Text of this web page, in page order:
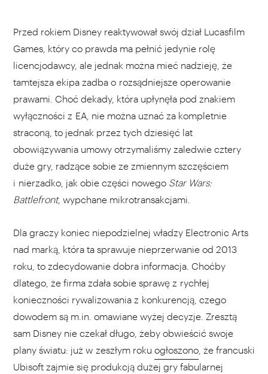
Przed rokiem Disney reaktywował swój dział Lucasfilm
Games, który co prawda ma pełnić jedynie rolę
licencjodawcy, ale jednak można mieć nadzieję, że
tamtejsza ekipa zadba o rozsądniejsze operowanie
prawami. Choć dekady, która upłynęła pod znakiem
wyłączności z EA, nie można uznać za kompletnie
straconą, to jednak przez tych dziesięć lat
obowiązywania umowy otrzymaliśmy zaledwie cztery
duże gry, radzące sobie ze zmiennym szczęściem
i nierzadko, jak obie części nowego Star Wars:
Battlefront, wypchane mikrotransakcjami.
Dla graczy koniec niepodzielnej władzy Electronic Arts
nad marką, która ta sprawuje nieprzerwanie od 2013
roku, to zdecydowanie dobra informacja. Choćby
dlatego, że firma zdała sobie sprawę z rychłej
konieczności rywalizowania z konkurencją, czego
dowodem są m.in. omawiane wyżej decyzje. Zresztą
sam Disney nie czekał długo, żeby obwieścić swoje
plany światu: już w zeszłym roku ogłoszono , że francuski
Ubisoft zajmie się produkcją dużej gry fabularnej